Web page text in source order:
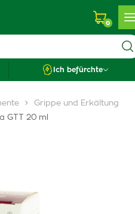
0
Ich befürchte
Grippe und Erkältung
GTT 20 ml